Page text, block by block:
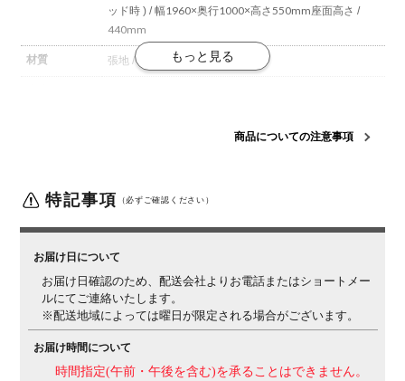
ッド時 ) / 幅1960×奥行1000×高さ550mm座面高さ /
440mm
材質 張地 / ファブリック
梱包重量 55kg
備考 ボルスタークッション2個付き
商品についての注意事項
特記事項 （必ずご確認ください）
お届け日について
お届け日確認のため、配送会社よりお電話またはショートメー
ルにてご連絡いたします。
※配送地域によっては曜日が限定される場合がございます。
お届け時間について
時間指定(午前・午後を含む)を承ることはできません。